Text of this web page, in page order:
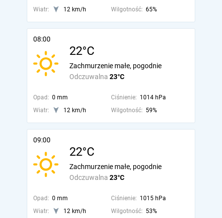
Wiatr: 12 km/h Wilgotność: 65%
08:00
22°C
Odczuwalna 23°C
Zachmurzenie małe, pogodnie
Opad: 0 mm Ciśnienie: 1014 hPa
Wiatr:
12 km/h Wilgotność: 59%
09:00
22°C
Odczuwalna 23°C
Zachmurzenie małe, pogodnie
Opad: 0 mm Ciśnienie: 1015 hPa
Wiatr:
12 km/h Wilgotność: 53%